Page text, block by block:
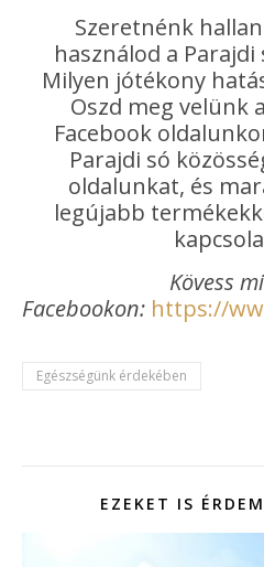
Szeretnénk
használod a
Milyen jótékony
Oszd meg velünk
Facebook
Parajdi só
oldalunkat, és
legújabb
Kövess
Facebookon: https://
Egészségünk érdekében
EZEKET IS